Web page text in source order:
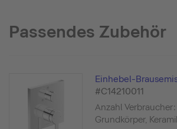
Passendes Zubehör
Einhebel-
#C14210011
Anzahl
Grundkörper,